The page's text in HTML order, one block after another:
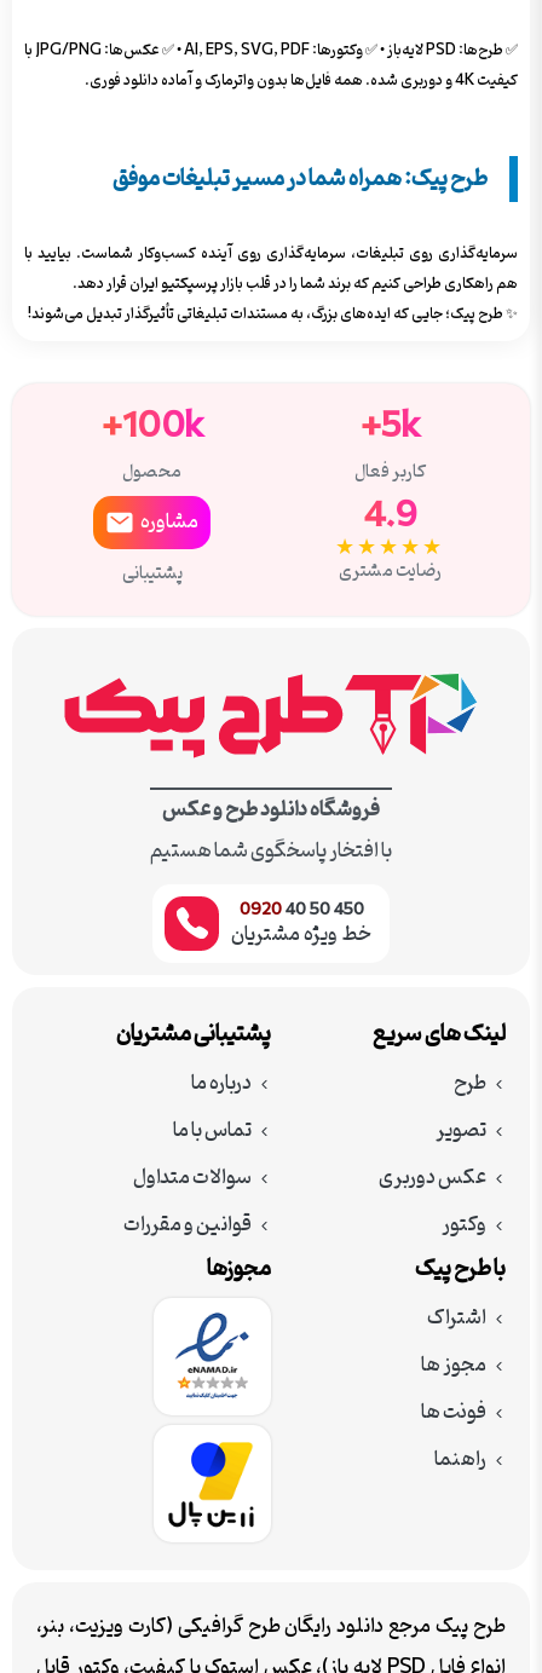
✅ طرح‌ها: PSD لایه‌باز • ✅ وکتورها: AI, EPS, SVG, PDF • ✅ عکس‌ها: JPG/PNG با
کیفیت 4K و دوربری شده. همه فایل‌ها بدون واترمارک و آماده دانلود فوری.
طرح پیک: همراه شما در مسیر تبلیغات موفق
سرمایه‌گذاری روی تبلیغات، سرمایه‌گذاری روی آینده کسب‌وکار شماست. بیایید با
هم راهکاری طراحی کنیم که برند شما را در قلب بازار پرسپکتیو ایران قرار دهد.
✨ طرح پیک؛ جایی که ایده‌های بزرگ، به مستندات تبلیغاتی تأثیرگذار تبدیل می‌شوند!
5k+
کاربر فعال
100k+
محصول
4.9
★★★★★
رضایت مشتری
مشاوره
پشتیبانی
فروشگاه دانلود طرح و عکس
با افتخار پاسخگوی شما هستیم
450 50 40
0920
خط ویژه مشتریان
لینک های سریع
طرح
تصویر
عکس دوربری
وکتور
پشتیبانی مشتریان
درباره ما
تماس با ما
سوالات متداول
قوانین و مقررات
با طرح پیک
اشتراک
مجوز ها
فونت ها
راهنما
مجوزها
طرح پیک مرجع دانلود رایگان طرح گرافیکی (کارت ویزیت، بنر،